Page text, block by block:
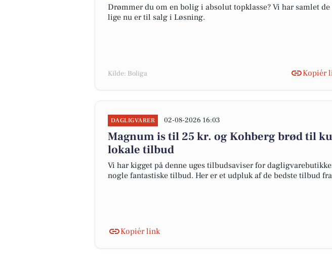
Drømmer du om en bolig i absolut topklasse? Vi har samlet
lige nu er til salg i Løsning.
Kilde: Boliga Kopiér
DAGLIGVARER 02-08-2026 16:03
Magnum is til 25 kr. og Kohberg brød til
lokale tilbud
Vi har kigget på denne uges tilbudsaviser for
nogle fantastiske tilbud. Her er et udpluk af de bedste tilbud
Kopiér link